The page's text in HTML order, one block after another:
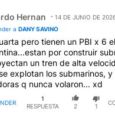
Hernan
14 DE JUNIO DE
a DANY SAVINO
pero tienen un PBI x 6
por construir
un tren de alta
explotan los submarinos,
q nunca volaron... xd
1
RESPUESTA
2 1